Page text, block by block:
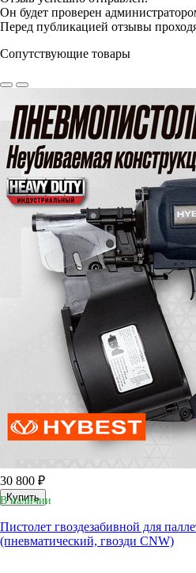
Он будет проверен
Перед публикацией отзывы
Сопутствующие товары
30 800 ₽
Купить
В наличии
Пистолет гвоздезабивной для
(пневматический, гвозди CNW)